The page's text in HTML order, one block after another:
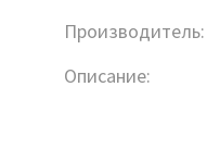
Производитель:
Описание: